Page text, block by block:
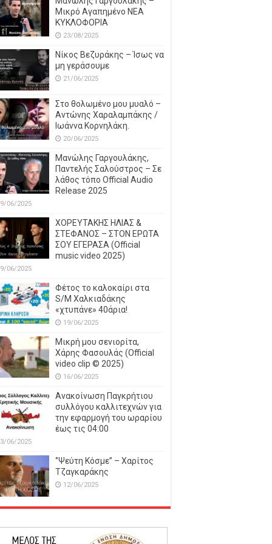
Μικρό Αγαπημένο NEΑ
ΚΥΚΛΟΦΟΡΙΑ
23/08/2025
Νίκος Βεζυράκης – Ίσως να
μη γεράσουμε
21/06/2025
Στο θολωμένο μου μυαλό –
Αντώνης Χαραλαμπάκης /
Ιωάννα Κορνηλάκη.
20/06/2025
Μανώλης Γαργουλάκης,
Παντελής Σαλούστρος – Σε
λάθος τόπο Official Audio
Release 2025
06/2025
ΧΟΡΕΥΤΑΚΗΣ ΗΛΙΑΣ &
ΣΤΕΦΑΝΟΣ – ΣΤΟΝ ΕΡΩΤΑ
ΣΟΥ ΕΓΕΡΑΣΑ (Official
music video 2025)
06/2025
Φέτος το καλοκαίρι στα
S/M Χαλκιαδάκης
«χτυπάνε» 40άρια!
19/06/2025
Μικρή μου σενιορίτα,
Χάρης Φασουλάς (Official
video clip © 2025)
16/06/2025
Ανακοίνωση Παγκρήτιου
συλλόγου καλλιτεχνών για
την εφαρμογή του ωραρίου
έως τις 04:00
06/2025
‘’Ψεύτη Κόσμε’’ – Χαρίτος
Τζαγκαράκης
12/06/2025